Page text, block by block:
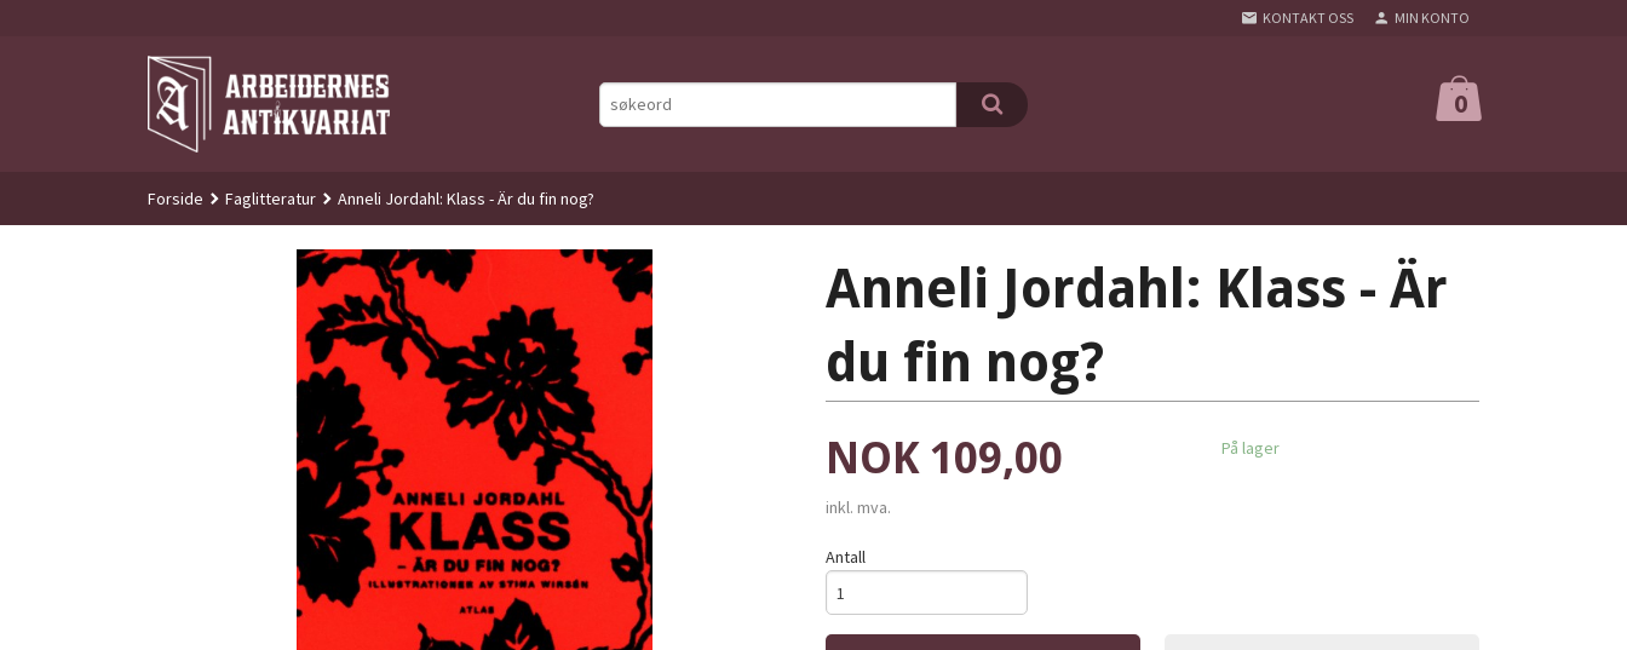
KONTAKT OSS MIN KONTO
0
Forside Faglitteratur Anneli Jordahl: Klass - Är du fin nog?
Anneli Jordahl: Klass - Är
du fin nog?
Pris
NOK 109,00
inkl. mva.
På lager
Antall